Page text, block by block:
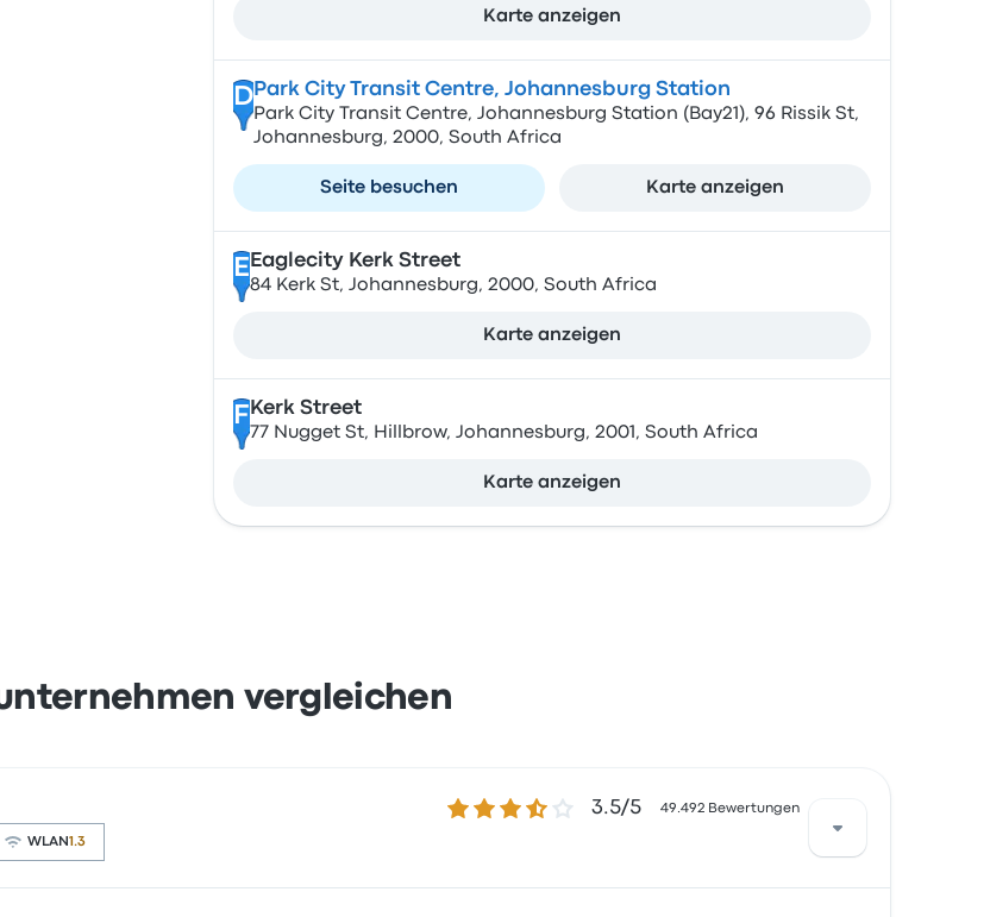
Karte anzeigen
DPark City Transit Centre, Johannesburg Station
Park City Transit Centre, Johannesburg Station (Bay21), 96 Rissik St,
Johannesburg, 2000, South Africa
Seite besuchen Karte anzeigen
E Eaglecity Kerk Street
84 Kerk St, Johannesburg, 2000, South Africa
Karte anzeigen
F Kerk Street
77 Nugget St, Hillbrow, Johannesburg, 2001, South Africa
Karte anzeigen
vergleichen
3.5 von 5 Sternen3.5/5 49.492 Bewertungen
WLAN 1.3